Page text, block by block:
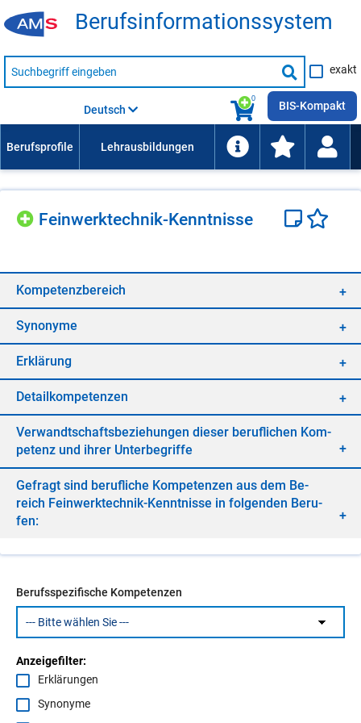
Be­rufs­in­for­ma­ti­ons­sys­tem
Suche
nach
Suche
starten
exakt
0
Deutsch BIS-Kompakt
Fein­werk­tech­nik-Kennt­nis­se
Kom­pe­tenz­be­reich
Syn­ony­me
Er­klä­rung
De­tail­kom­pe­ten­zen
Ver­wandt­schafts­be­zie­hun­gen die­ser be­ruf­li­chen Kom­
pe­tenz und ih­rer Un­ter­be­grif­fe
Ge­fragt sind be­ruf­li­che Kom­pe­ten­zen aus dem Be­
reich Fein­werk­tech­nik-Kennt­nis­se in fol­gen­den Be­ru­
fen:
Berufsspezifische Kompetenzen
Anzeigefilter:
Erklärungen
Synonyme